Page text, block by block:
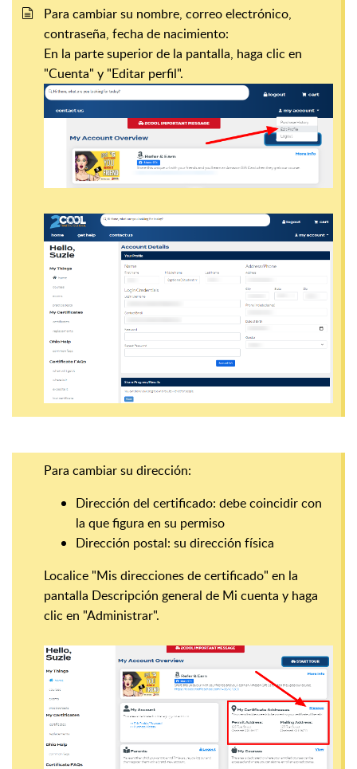
Para cambiar su nombre, correo electrónico,
contraseña, fecha de nacimiento:
En la parte superior de la pantalla, haga clic en
"Cuenta" y "Editar perfil".
Para cambiar su dirección:
Dirección del certificado: debe coincidir con
la que figura en su permiso
Dirección postal: su dirección física
Localice "Mis direcciones de certificado" en la
pantalla Descripción general de Mi cuenta y haga
clic en "Administrar".